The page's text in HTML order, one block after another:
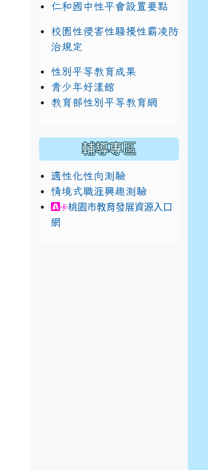
仁和國中性平會設置要點
校園性侵害性騷擾性霸凌防
治規定
性別平等教育成果
青少年好漾館
教育部性別平等教育網
輔導專區
適性化性向測驗
情境式職涯興趣測驗
link to https://
卡桃園市教育發展資源入口
網